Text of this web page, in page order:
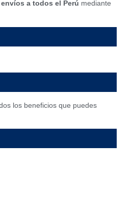
envíos a todos el Perú mediante
los beneficios que puedes